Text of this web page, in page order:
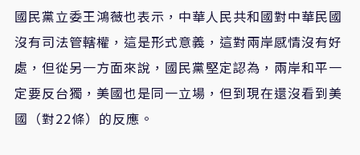
國民黨立委王鴻薇也表示，中華人民共和國對中華民國
沒有司法管轄權，這是形式意義，這對兩岸感情沒有好
處，但從另一方面來說，國民黨堅定認為，兩岸和平一
定要反台獨，美國也是同一立場，但到現在還沒看到美
國（對22條）的反應。